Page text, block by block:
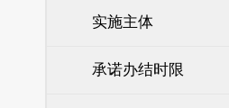
实施主体
承诺办结时限